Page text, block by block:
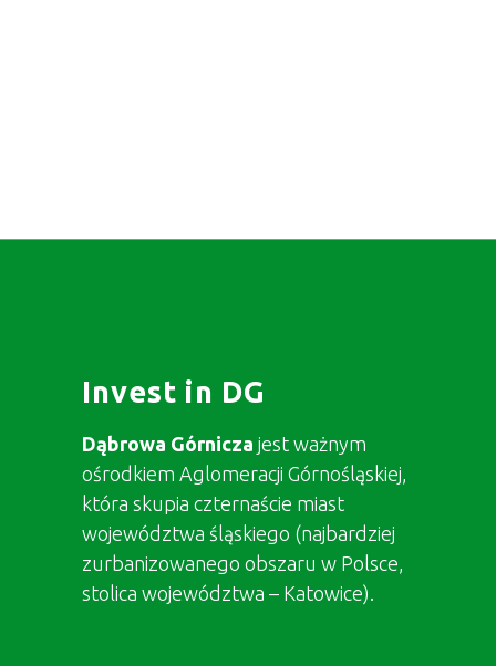
Invest in DG
Dąbrowa Górnicza jest ważnym
ośrodkiem Aglomeracji Górnośląskiej,
która skupia czternaście miast
województwa śląskiego (najbardziej
zurbanizowanego obszaru w Polsce,
stolica województwa – Katowice).